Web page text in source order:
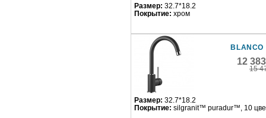
Размер: 32.7*18.2
Покрытие: хром
BLANCO
12
15
Размер: 32.7*18.2
Покрытие: silgranit™ puradur™, 10